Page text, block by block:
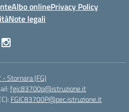
Albo onlinePrivacy Policy
Note legali
Stornara (FG)
fgic83700p@istruzione.it
FGIC83700P@pec.istruzione.it